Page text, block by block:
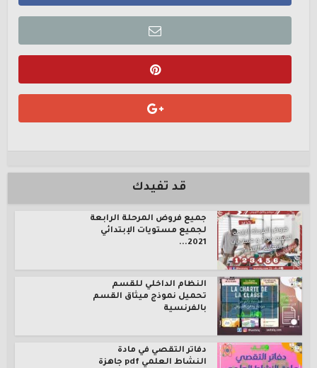
قد تفيدك
جميع فروض المرحلة الرابعة
لجميع مستويات الإبتدائي
2021...
النظام الداخلي للقسم
تحميل نموذج ميثاق القسم
بالفرنسية
دفاتر التقصي في مادة
النشاط العلمي pdf جاهزة